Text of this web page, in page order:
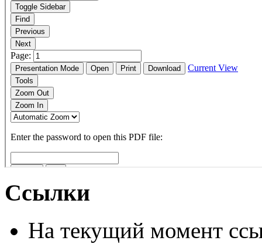
Ссылки
На текущий момент